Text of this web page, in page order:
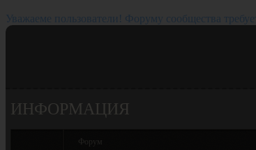
Уважаеме пользователи! Форуму сообщества
ИНФОРМАЦИЯ
Форум